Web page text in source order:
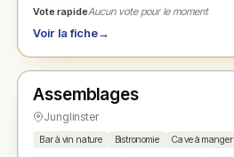
Vote rapideAucun vote pour le moment
Voir la fiche→
★ N° 2
Assemblages
Junglinster
Bar à vin nature Bistronomie Cave à manger